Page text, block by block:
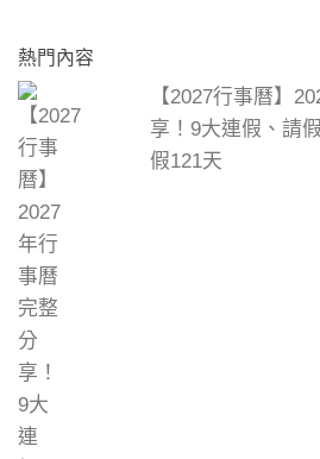
熱門內容
【2027行事曆】
享！9大連假、請
假121天